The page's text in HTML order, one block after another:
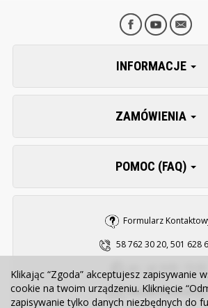
INFORMACJE
ZAMÓWIENIA
POMOC (FAQ)
Formularz
58 762 30 20, 501 628
sklep@zooserwis.pl
Klikając “Zgoda” akceptujesz zapisywanie
cookie na twoim urządzeniu. Kliknięcie
zapisywanie tylko danych niezbędnych do